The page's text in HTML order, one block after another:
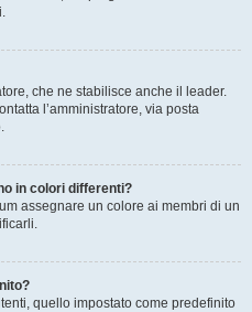
che ne stabilisce anche il leader.
l’amministratore, via posta
in colori differenti?
assegnare un colore ai membri di un
quello impostato come predefinito